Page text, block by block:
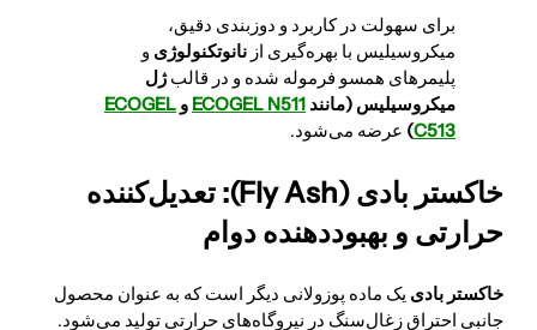
برای سهولت در کاربرد و دوزبندی دقیق،
میکروسیلیس با بهره‌گیری از نانوتکنولوژی و
پلیمرهای همسو فرموله شده و در قالبژل
میکروسیلیس (مانند ECOGEL N511 و ECOGEL
C513
) عرضه می‌شود.
خاکستر بادی (Fly Ash): تعدیل‌کننده
حرارتی و بهبوددهنده دوام
خاکستر بادی یک ماده پوزولانی دیگر است که به عنوان محصول
جانبی احتراق زغال‌سنگ در نیروگاه‌های حرارتی تولید می‌شود.